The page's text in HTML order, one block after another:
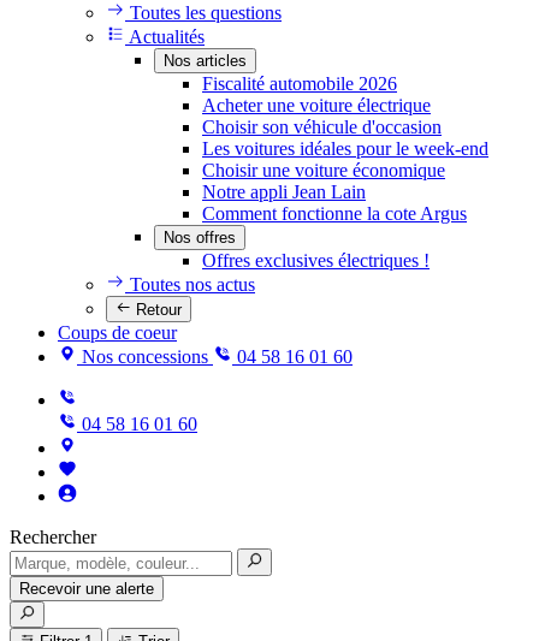
Toutes les questions
Actualités
Nos articles
Fiscalité automobile 2026
Acheter une voiture électrique
Choisir son véhicule d'occasion
Les voitures idéales pour le week-end
Choisir une voiture économique
Notre appli Jean Lain
Comment fonctionne la cote Argus
Nos offres
Offres exclusives électriques !
Toutes nos actus
Retour
Coups de coeur
Nos concessions
04 58 16 01 60
04 58 16 01 60
Rechercher
Recevoir une alerte